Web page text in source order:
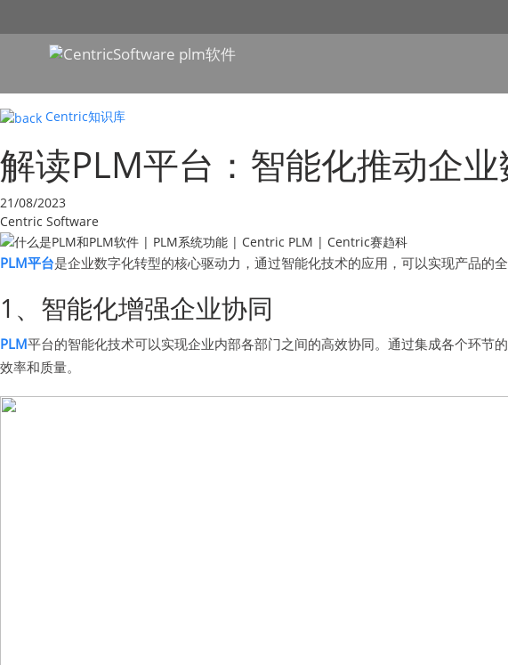
Centric知识库
解读PLM平台：智能化推动企
21/08/2023
Centric Software
PLM平台是企业数字化转型的核心驱动力，通过智能化技术的应用，可以实现产品的
1、智能化增强企业协同
PLM平台的智能化技术可以实现企业内部各部门之间的高效协同。通过集成各个环节
效率和质量。